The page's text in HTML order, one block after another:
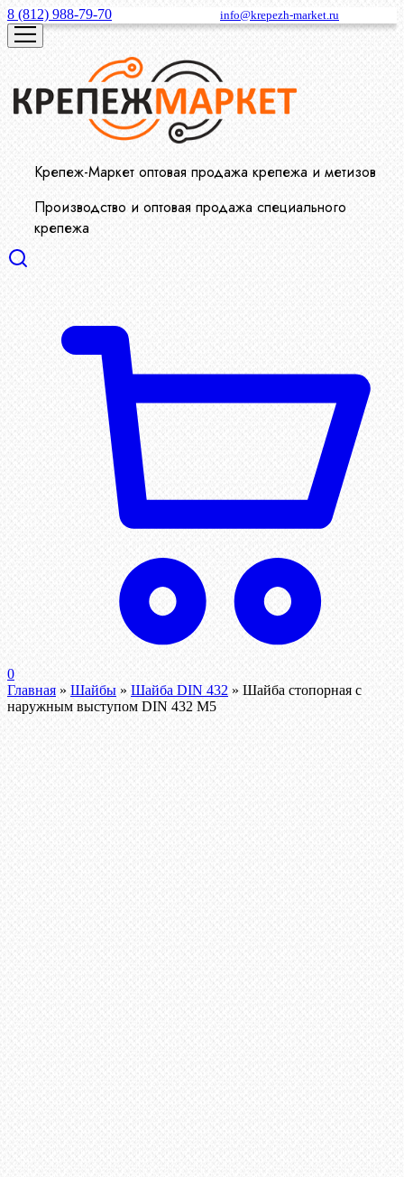
8 (812) 988-79-70 info@krepezh-market.ru
Крепеж-Маркет оптовая продажа крепежа и метизов
Производство и оптовая продажа специального
крепежа
0
Главная » Шайбы » Шайба DIN 432 » Шайба стопорная с
наружным выступом DIN 432 М5